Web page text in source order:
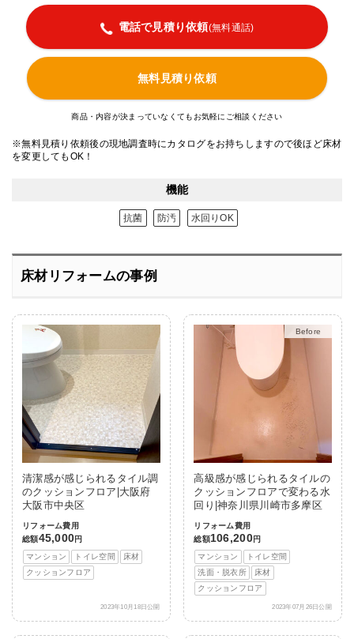
電話で見積り依頼(無料通話)
無料見積り依頼
商品・内容が決まっていなくてもお気軽にご相談ください
※無料見積り依頼後の現地調査時にカタログをお持ちしますので後ほど床材
を変更してもOK！
機能
抗菌 防汚 水回りOK
床材リフォームの事例
清潔感が感じられるタイル調
のクッションフロア|大阪府
大阪市中央区
リフォーム費用
総額45,000円
マンション
トイレ空間
床材
クッションフロア
2023年10月18日公開
Before
After
高級感が感じられるタイルの
クッションフロアで変わる水
回り|神奈川県川崎市多摩区
リフォーム費用
総額106,200円
マンション
トイレ空間
洗面・脱衣所
床材
クッションフロア
2023年07月26日公開